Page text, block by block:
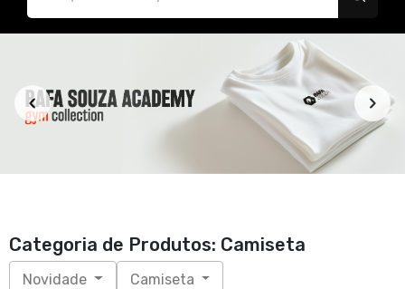
Categoria de Produtos: Camiseta
Novidade Camiseta